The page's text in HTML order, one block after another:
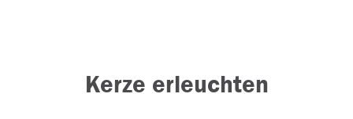
Kerze erleuchten